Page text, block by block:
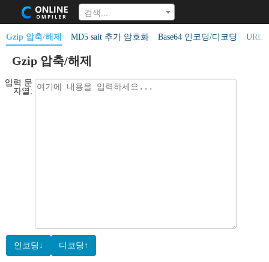
검색...
Gzip 압축/해제 MD5 salt 추가 암호화 Base64 인코딩/디코딩 URL
Gzip 압축/해제
입력 문
자열:
인코딩↓ 디코딩↑